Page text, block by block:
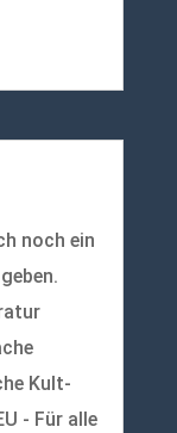
noch ein
Kult-
- Für alle